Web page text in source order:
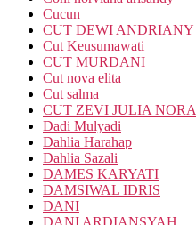
Cucun
CUT DEWI ANDRIANY
Cut Keusumawati
CUT MURDANI
Cut nova elita
Cut salma
CUT ZEVI JULIA NORA
Dadi Mulyadi
Dahlia Harahap
Dahlia Sazali
DAMES KARYATI
DAMSIWAL IDRIS
DANI
DANI ARDIANSYAH